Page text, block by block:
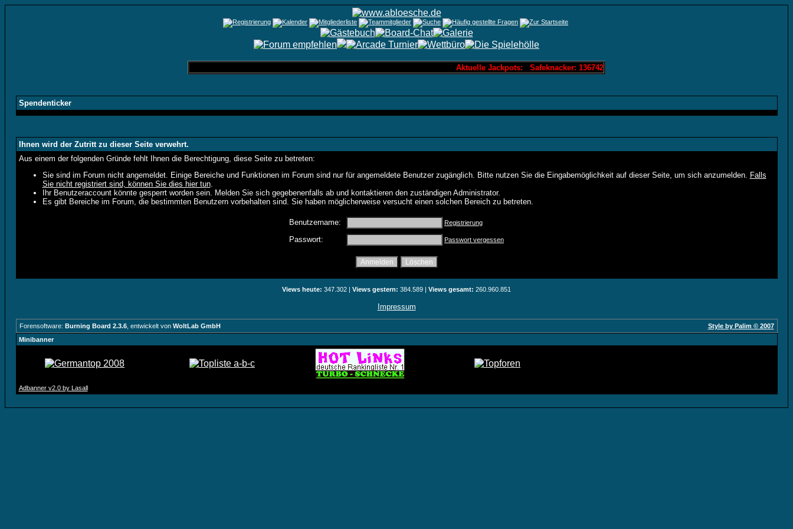
Aktuelle Jackpots: Safeknacker: 136742 Löschis Zahlenraten: 0 Löschis Bandit:
Spendenticker
Ihnen wird der Zutritt zu dieser Seite verwehrt.
Aus einem der folgenden Gründe fehlt Ihnen die Berechtigung, diese Seite zu betreten:
Sie sind im Forum nicht angemeldet. Einige Bereiche und Funktionen im Forum sind nur für angemeldete Benutzer zugänglich. Bitte nutzen Sie die Eingabemöglichkeit auf dieser Seite, um sich anzumelden. Falls
Sie nicht registriert sind, können Sie dies hier tun.
Ihr Benutzeraccount könnte gesperrt worden sein. Melden Sie sich gegebenenfalls ab und kontaktieren den zuständigen Administrator.
Es gibt Bereiche im Forum, die bestimmten Benutzern vorbehalten sind. Sie haben möglicherweise versucht einen solchen Bereich zu betreten.
Benutzername: Registrierung
Passwort: Passwort vergessen
Views heute: 347.302 | Views gestern: 384.589 | Views gesamt: 260.960.851
Impressum
Forensoftware: Burning Board 2.3.6, entwickelt von WoltLab GmbH
Style by Palim © 2007
Minibanner
Adbanner v2.0 by Lasall